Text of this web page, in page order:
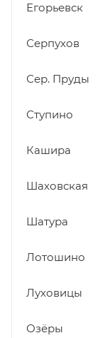
Егорьевск
Серпухов
Сер. Пруды
Ступино
Кашира
Шаховская
Шатура
Лотошино
Луховицы
Озёры